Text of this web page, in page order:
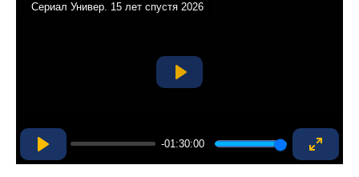
Play
-01:30:00
Enter
Сериал Универ. 15 лет спустя 2026